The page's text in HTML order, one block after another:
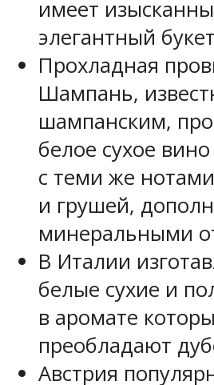
имеет
элегантный
Прохладная
Шампань,
шампанским,
белое сухое
с теми же
и грушей,
минеральными
В Италии
белые сухие и
в аромате
преобладают
Австрия